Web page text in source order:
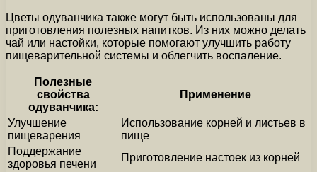
Цветы одуванчика также могут быть использованы для
приготовления полезных напитков. Из них можно делать
чай или настойки, которые помогают улучшить работу
пищеварительной системы и облегчить воспаление.
Полезные
свойства
одуванчика:
Применение
Улучшение
пищеварения
Использование корней и листьев в
пище
Поддержание
здоровья печени
Приготовление настоек из корней